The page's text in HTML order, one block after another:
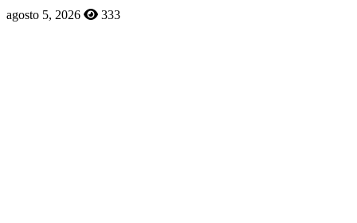
agosto 5, 2026 333